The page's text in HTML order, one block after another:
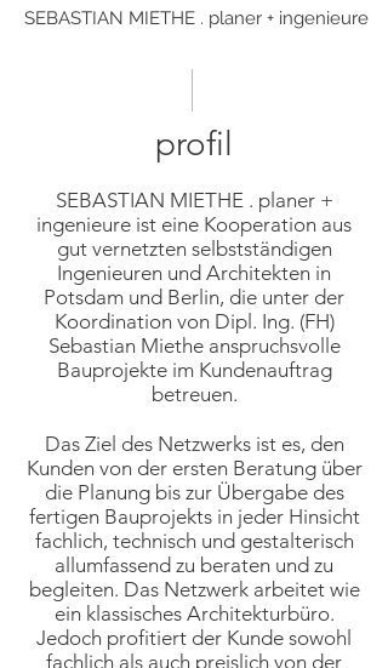
SEBASTIAN MIETHE . planer + ingenieure
profil
SEBASTIAN MIETHE . planer +
ingenieure ist eine Kooperation aus
gut vernetzten selbstständigen
Ingenieuren und Architekten in
Potsdam und Berlin, die unter der
Koordination von Dipl. Ing. (FH)
Sebastian Miethe anspruchsvolle
Bauprojekte im Kundenauftrag
betreuen.
Das Ziel des Netzwerks ist es, den
Kunden von der ersten Beratung über
die Planung bis zur Übergabe des
fertigen Bauprojekts in jeder Hinsicht
fachlich, technisch und gestalterisch
allumfassend zu beraten und zu
begleiten. Das Netzwerk arbeitet wie
ein klassisches Architekturbüro.
Jedoch profitiert der Kunde sowohl
fachlich als auch preislich von der